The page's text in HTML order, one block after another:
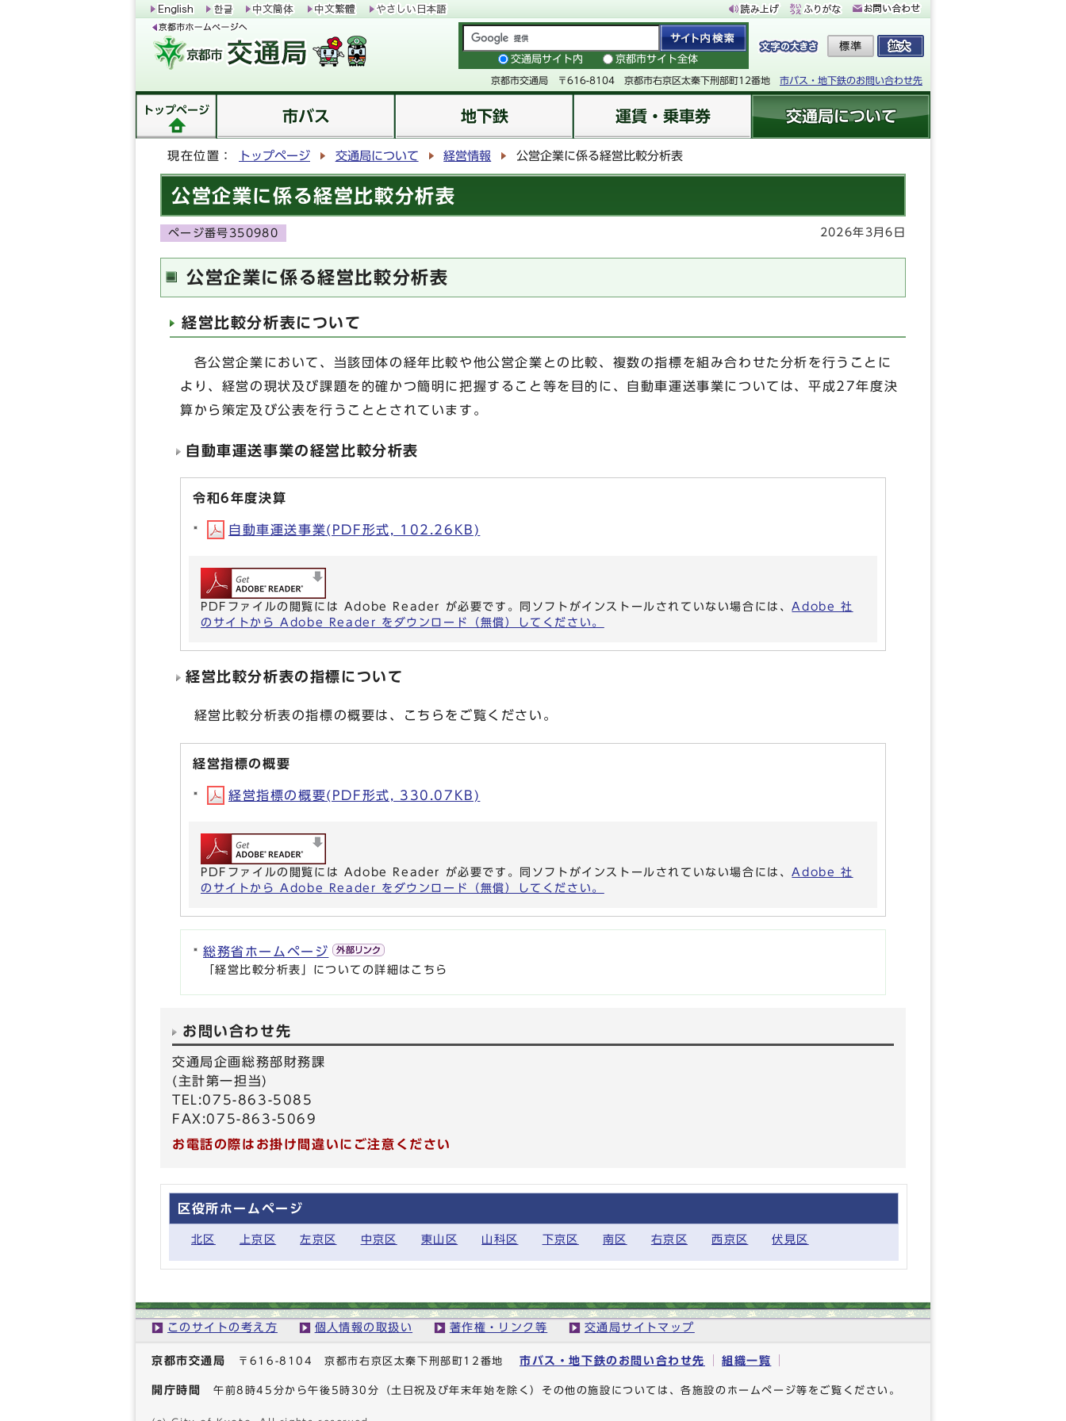
交通局サイト内 京都市サイト全体
京都市交通局 〒616-8104 京都市右京区太秦下刑部町12番地 市バス・地下鉄のお問い合わせ先
トップページ 市バス 地下鉄 運賃・乗車券 交通局について
現在位置： トップページ 交通局について 経営情報 公営企業に係る経営比較分析表
公営企業に係る経営比較分析表
ページ番号350980 2026年3月6日
公営企業に係る経営比較分析表
経営比較分析表について
各公営企業において、当該団体の経年比較や他公営企業との比較、複数の指標を組み合わせた分析を行うことに
より、経営の現状及び課題を的確かつ簡明に把握すること等を目的に、自動車運送事業については、平成27年度決
算から策定及び公表を行うこととされています。
自動車運送事業の経営比較分析表
令和6年度決算
自動車運送事業(PDF形式, 102.26KB)
PDFファイルの閲覧には Adobe Reader が必要です。同ソフトがインストールされていない場合には、Adobe 社
のサイトから Adobe Reader をダウンロード（無償）してください。
経営比較分析表の指標について
経営比較分析表の指標の概要は、こちらをご覧ください。
経営指標の概要
経営指標の概要(PDF形式, 330.07KB)
PDFファイルの閲覧には Adobe Reader が必要です。同ソフトがインストールされていない場合には、Adobe 社
のサイトから Adobe Reader をダウンロード（無償）してください。
総務省ホームページ
「経営比較分析表」についての詳細はこちら
お問い合わせ先
交通局企画総務部財務課
(主計第一担当)
TEL:075-863-5085
FAX:075-863-5069
お電話の際はお掛け間違いにご注意ください
区役所ホームページ
北区 上京区 左京区 中京区 東山区 山科区 下京区 南区 右京区 西京区 伏見区
このサイトの考え方 個人情報の取扱い 著作権・リンク等 交通局サイトマップ
京都市交通局 〒616-8104 京都市右京区太秦下刑部町12番地市バス・地下鉄のお問い合わせ先 組織一覧
開庁時間 午前8時45分から午後5時30分（土日祝及び年末年始を除く）その他の施設については、各施設のホームページ等をご覧ください。